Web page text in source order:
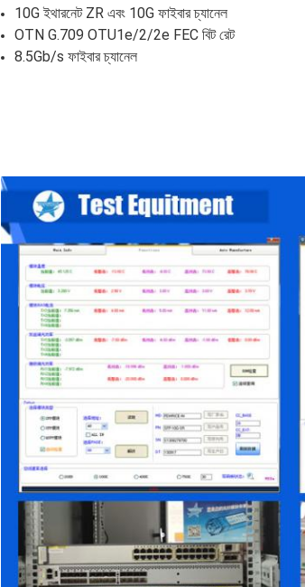
10G ইথারনেট ZR এবং 10G ফাইবার চ্যানেল
OTN G.709 OTU1e/2/2e FEC বিট রেট
8.5Gb/s ফাইবার চ্যানেল